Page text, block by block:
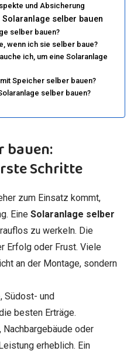
und Absicherung
selber bauen
selber bauen?
wenn ich sie selber baue?
ich, um eine Solaranlage
Speicher selber bauen?
selber bauen?
bauen:
Schritte
zum Einsatz kommt,
Eine Solaranlage selber
zu werkeln. Die
Erfolg oder Frust. Viele
an der Montage, sondern
Südost- und
besten Erträge.
Nachbargebäude oder
erheblich. Ein